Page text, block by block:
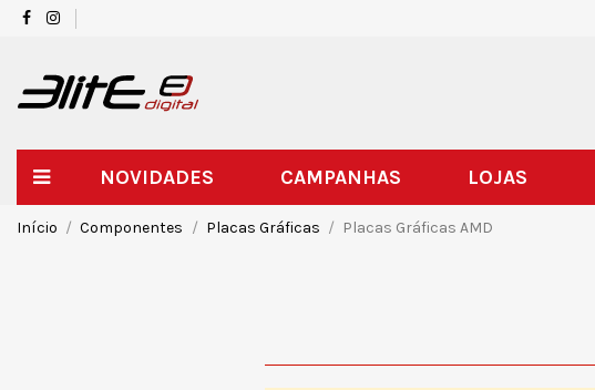
NOVIDADES CAMPANHAS LOJAS
Início Componentes Placas Gráficas Placas Gráficas AMD